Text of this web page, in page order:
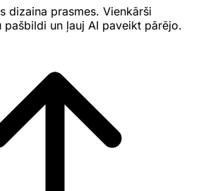
dizaina prasmes. Vienkārši
pašbildi un ļauj AI paveikt pārējo.